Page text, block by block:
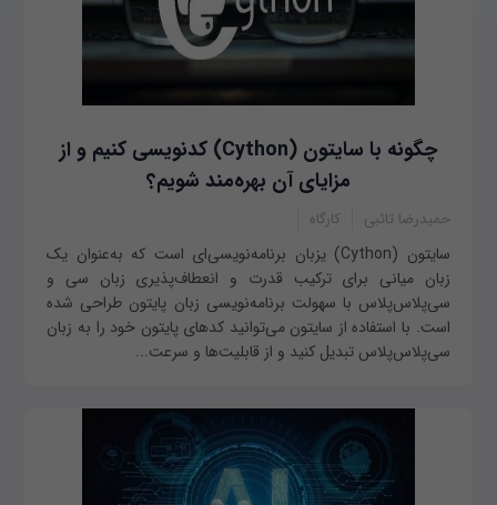
چگونه با سایتون (Cython) کدنویسی کنیم و از
مزایای آن بهره‌مند شویم؟
حمیدرضا تائبی کارگاه
سایتون (Cython) یزبان برنامه‌نویسی‌ای است که به‌عنوان یک
زبان میانی برای ترکیب قدرت و انعطاف‌پذیری زبان سی و
سی‌پلاس‌پلاس با سهولت برنامه‌نویسی زبان پایتون طراحی شده
است. با استفاده از سایتون می‌توانید کدهای پایتون خود را به زبان
سی‌پلاس‌پلاس تبدیل کنید و از قابلیت‌ها و سرعت...